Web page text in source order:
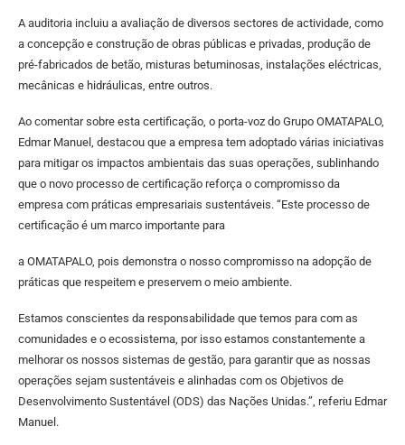
A auditoria incluiu a avaliação de diversos sectores de actividade, como
a concepção e construção de obras públicas e privadas, produção de
pré-fabricados de betão, misturas betuminosas, instalações eléctricas,
mecânicas e hidráulicas, entre outros.
Ao comentar sobre esta certificação, o porta-voz do Grupo OMATAPALO,
Edmar Manuel, destacou que a empresa tem adoptado várias iniciativas
para mitigar os impactos ambientais das suas operações, sublinhando
que o novo processo de certificação reforça o compromisso da
empresa com práticas empresariais sustentáveis. “Este processo de
certificação é um marco importante para
a OMATAPALO, pois demonstra o nosso compromisso na adopção de
práticas que respeitem e preservem o meio ambiente.
Estamos conscientes da responsabilidade que temos para com as
comunidades e o ecossistema, por isso estamos constantemente a
melhorar os nossos sistemas de gestão, para garantir que as nossas
operações sejam sustentáveis e alinhadas com os Objetivos de
Desenvolvimento Sustentável (ODS) das Nações Unidas.”, referiu Edmar
Manuel.